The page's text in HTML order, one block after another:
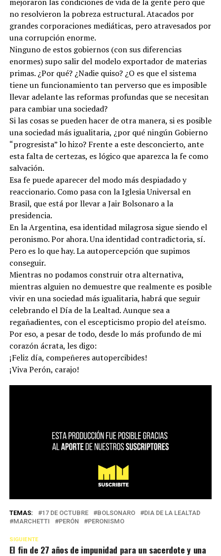
no resolvieron la pobreza estructural. Atacados por
grandes corporaciones mediáticas, pero atravesados por
una corrupción enorme.
Ninguno de estos gobiernos (con sus diferencias
enormes) supo salir del modelo exportador de materias
primas. ¿Por qué? ¿Nadie quiso? ¿O es que el sistema
tiene un funcionamiento tan perverso que es imposible
llevar adelante las reformas profundas que se necesitan
para cambiar una sociedad?
Si las cosas se pueden hacer de otra manera, si es posible
una sociedad más igualitaria, ¿por qué ningún Gobierno
“progresista” lo hizo? Frente a este desconcierto, ante
esta falta de certezas, es lógico que aparezca la fe como
salvación.
Esa fe puede aparecer del modo más despiadado y
reaccionario. Como pasa con la Iglesia Universal en
Brasil, que está por llevar a Jair Bolsonaro a la
presidencia.
En la Argentina, esa identidad milagrosa sigue siendo el
peronismo. Por ahora. Una identidad contradictoria, sí.
Pero es lo que hay. La autopercepción que supimos
conseguir.
Mientras no podamos construir otra alternativa,
mientras alguien no demuestre que realmente es posible
vivir en una sociedad más igualitaria, habrá que seguir
celebrando el Día de la Lealtad. Aunque sea a
regañadientes, con el escepticismo propio del ateísmo.
Por eso, a pesar de todo, desde lo más profundo de mi
corazón ácrata, les digo:
¡Feliz día, compeñeres autopercibides!
¡Viva Perón, carajo!
TEMAS: 17 DE OCTUBRE BOLSONARO
DIA DE LA LEALTAD
MARCHETTI
PERÓN PERONISMO
SIGUIENTE
El fin de 27 años de impunidad para un sacerdote y una